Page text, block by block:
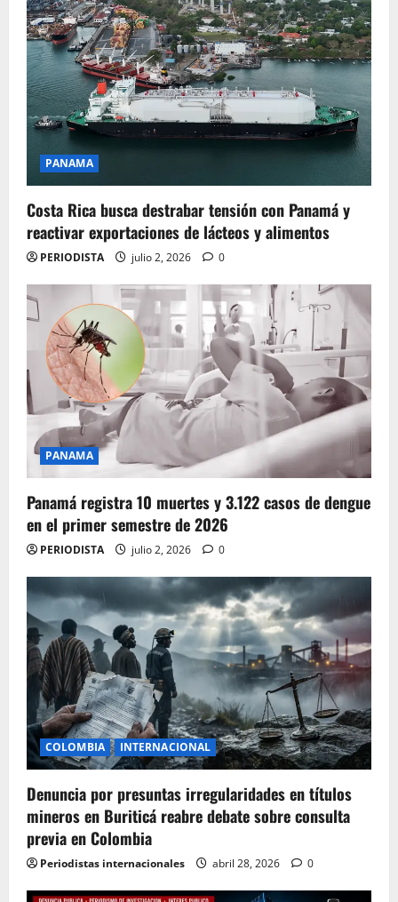
PANAMA
Costa Rica busca destrabar tensión con Panamá y
reactivar exportaciones de lácteos y alimentos
PERIODISTA julio 2, 2026 0
PANAMA
Panamá registra 10 muertes y 3.122 casos de dengue
en el primer semestre de 2026
PERIODISTA julio 2, 2026 0
COLOMBIA INTERNACIONAL
Denuncia por presuntas irregularidades en títulos
mineros en Buriticá reabre debate sobre consulta
previa en Colombia
Periodistas internacionales abril 28, 2026 0